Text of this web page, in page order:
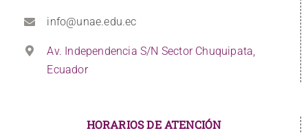
info@unae.edu.ec
Av. Independencia S/N Sector Chuquipata,
Ecuador
HORARIOS DE ATENCIÓN